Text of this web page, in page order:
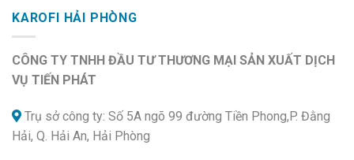
KAROFI HẢI PHÒNG
CÔNG TY TNHH ĐẦU TƯ THƯƠNG MẠI SẢN XUẤT DỊCH
VỤ TIẾN PHÁT
Trụ sở công ty: Số 5A ngõ 99 đường Tiền Phong,P. Đằng
Hải, Q. Hải An, Hải Phòng